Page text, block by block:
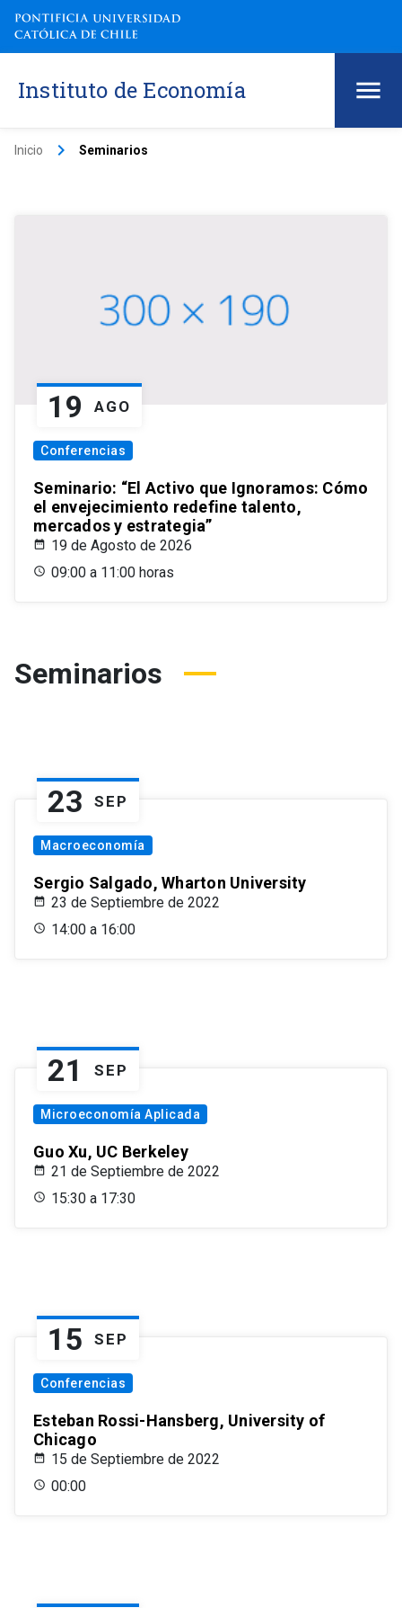
Instituto de Economía
Inicio keyboard_arrow_right Seminarios
19 AGO
Conferencias
Seminario: “El Activo que Ignoramos: Cómo
el envejecimiento redefine talento,
mercados y estrategia”
19 de Agosto de 2026
09:00 a 11:00 horas
Seminarios
23 SEP
Macroeconomía
Sergio Salgado, Wharton University
23 de Septiembre de 2022
14:00 a 16:00
21 SEP
Microeconomía Aplicada
Guo Xu, UC Berkeley
21 de Septiembre de 2022
15:30 a 17:30
15 SEP
Conferencias
Esteban Rossi-Hansberg, University of
Chicago
15 de Septiembre de 2022
00:00